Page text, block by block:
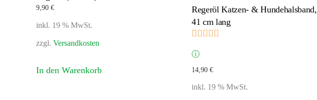
9,90 €
inkl. 19 % MwSt.
zzgl. Versandkosten
In den Warenkorb
Regeröl Katzen- & Hundehalsband,
41 cm lang
ⓘ
14,90 €
inkl. 19 % MwSt.